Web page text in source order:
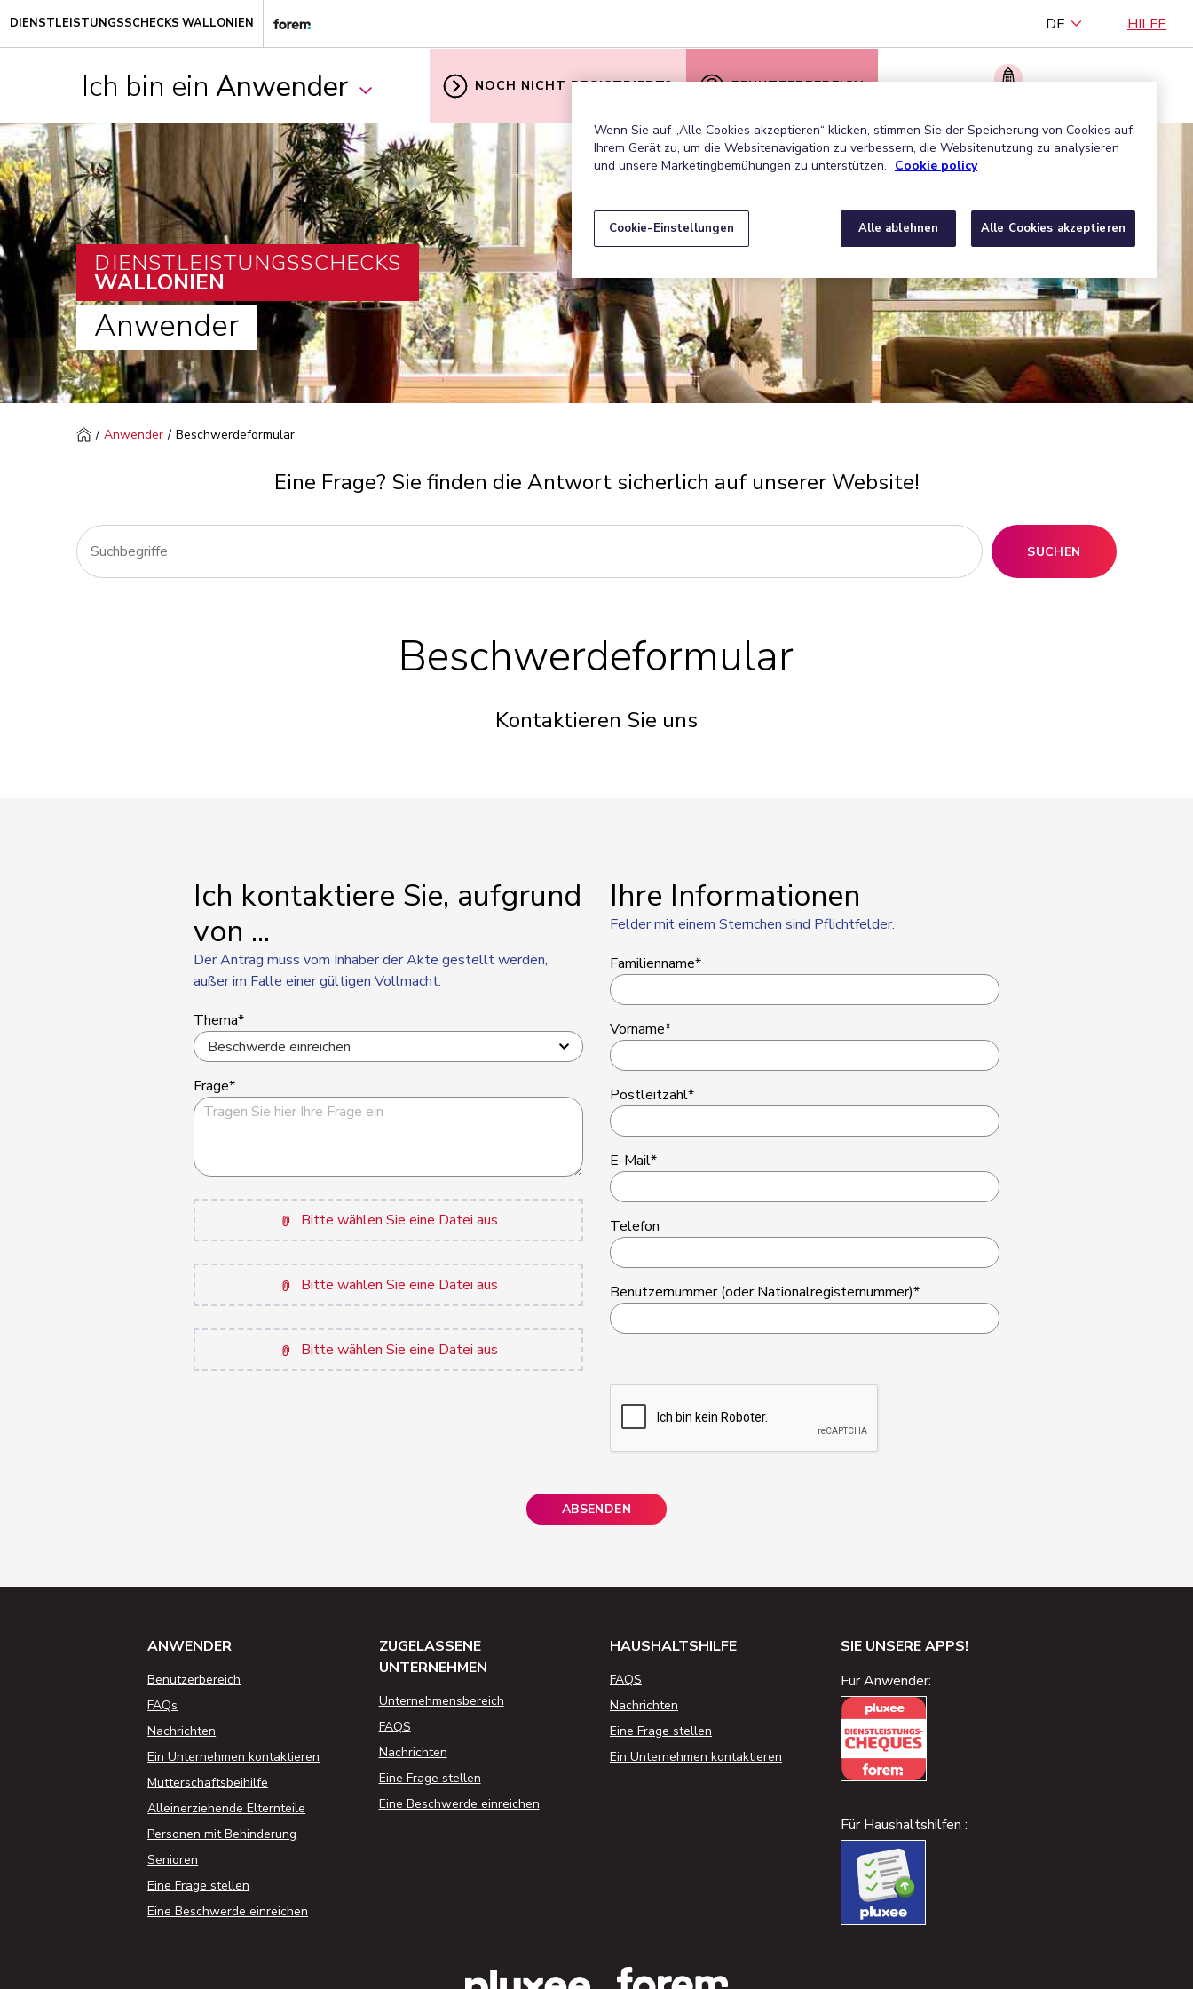
DIENSTLEISTUNGSSCHECKS WALLONIEN DE HILFE
Ich bin ein Anwender NOCH NICHT REGISTRIERT?
BENUTZERBEREICH
DIENSTLEISTUNGSSCHECKS
WALLONIEN
Anwender
Anwender Beschwerdeformular
Eine Frage? Sie finden die Antwort sicherlich auf unserer Website!
SUCHEN
Beschwerdeformular
Kontaktieren Sie uns
Ich kontaktiere Sie, aufgrund
von ...
Der Antrag muss vom Inhaber der Akte gestellt werden,
außer im Falle einer gültigen Vollmacht.
Thema*
Frage*
Bitte wählen Sie eine Datei aus
Bitte wählen Sie eine Datei aus
Bitte wählen Sie eine Datei aus
Ihre Informationen
Felder mit einem Sternchen sind Pflichtfelder.
Familienname*
Vorname*
Postleitzahl*
E-Mail*
Telefon
Benutzernummer (oder Nationalregisternummer)*
ANWENDER
Benutzerbereich
FAQs
Nachrichten
Ein Unternehmen kontaktieren
Mutterschaftsbeihilfe
Alleinerziehende Elternteile
Personen mit Behinderung
Senioren
Eine Frage stellen
Eine Beschwerde einreichen
ZUGELASSENE
UNTERNEHMEN
Unternehmensbereich
FAQS
Nachrichten
Eine Frage stellen
Eine Beschwerde einreichen
HAUSHALTSHILFE
FAQS
Nachrichten
Eine Frage stellen
Ein Unternehmen kontaktieren
SIE UNSERE APPS!
Für Anwender:
Für Haushaltshilfen :
Wenn Sie auf „Alle Cookies akzeptieren“ klicken, stimmen Sie der Speicherung von Cookies auf
Ihrem Gerät zu, um die Websitenavigation zu verbessern, die Websitenutzung zu analysieren
und unsere Marketingbemühungen zu unterstützen. Cookie policy
Alle ablehnen Alle Cookies akzeptieren
Cookie-Einstellungen